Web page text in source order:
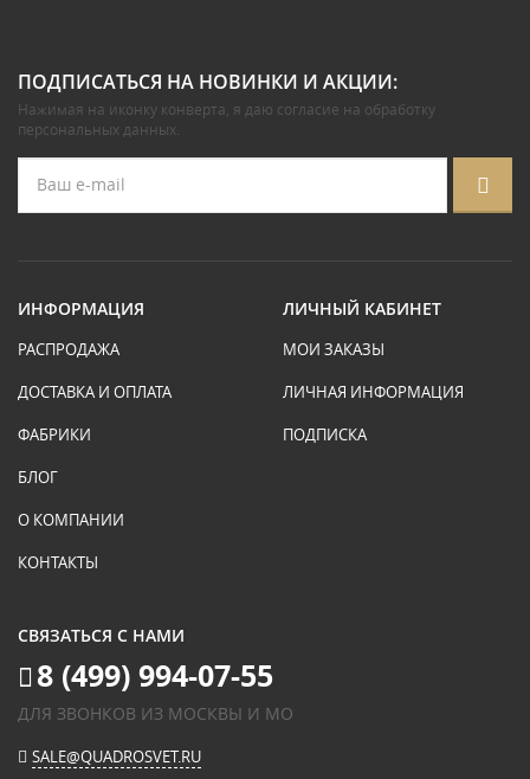
ПОДПИСАТЬСЯ НА НОВИНКИ И АКЦИИ:
Нажимая на иконку конверта, я даю согласие на обработку
персональных данных.
ИНФОРМАЦИЯ
РАСПРОДАЖА
ДОСТАВКА И ОПЛАТА
ФАБРИКИ
БЛОГ
О КОМПАНИИ
КОНТАКТЫ
ЛИЧНЫЙ КАБИНЕТ
МОИ ЗАКАЗЫ
ЛИЧНАЯ ИНФОРМАЦИЯ
ПОДПИСКА
СВЯЗАТЬСЯ С НАМИ
8 (499) 994-07-55
ДЛЯ ЗВОНКОВ ИЗ МОСКВЫ И МО
SALE@QUADROSVET.RU